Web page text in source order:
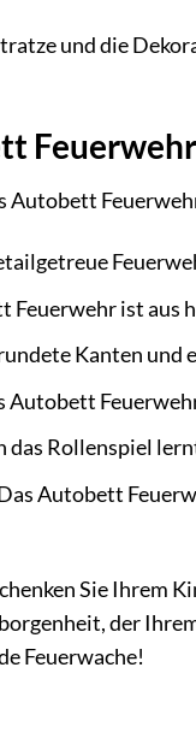
und die
Autobett
Feuerwehr ist
Kanten und
Autobett
das Rollenspiel
Autobett
Sie Ihrem
der
Feuerwache!